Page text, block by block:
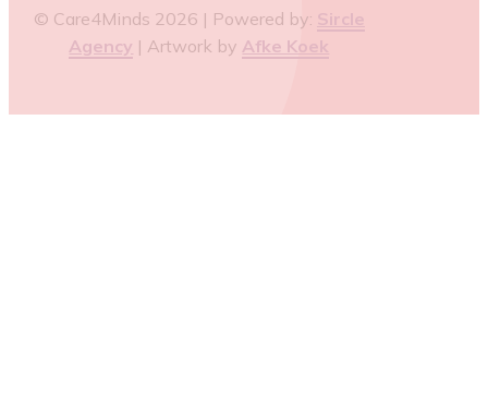
© Care4Minds 2026 | Powered by:
Agency | Artwork by Afke Koek